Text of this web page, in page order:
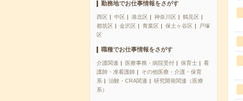
勤務地でお仕事情報をさがす
西区 中区 港北区 神奈川区
鶴見区
都筑区
金沢区 青葉区 保土ヶ谷区
戸塚
区
職種でお仕事情報をさがす
介護関連 医療事務・病院受付 保育士
看
護師・准看護師
その他医療・介護・保育
系
治験・CRA関連
研究開発関連（医療
系）